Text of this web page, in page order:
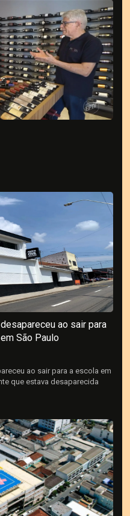
ao sair para
São Paulo
ao sair para a escola em
que estava desaparecida